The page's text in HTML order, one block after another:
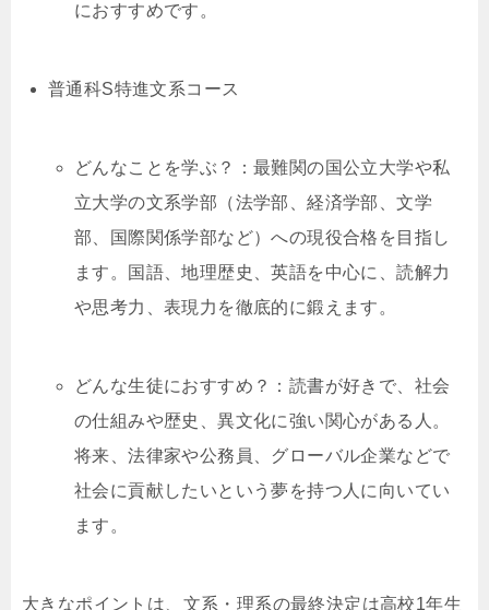
におすすめです。
普通科S特進文系コース
どんなことを学ぶ？：最難関の国公立大学や私
立大学の文系学部（法学部、経済学部、文学
部、国際関係学部など）への現役合格を目指し
ます。国語、地理歴史、英語を中心に、読解力
や思考力、表現力を徹底的に鍛えます。
どんな生徒におすすめ？：読書が好きで、社会
の仕組みや歴史、異文化に強い関心がある人。
将来、法律家や公務員、グローバル企業などで
社会に貢献したいという夢を持つ人に向いてい
ます。
大きなポイントは、文系・理系の最終決定は高校1年生